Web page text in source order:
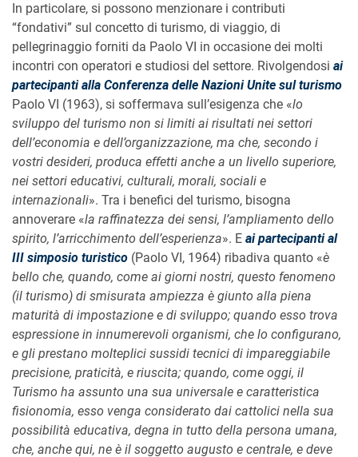
In particolare, si possono menzionare i contributi
“fondativi” sul concetto di turismo, di viaggio, di
pellegrinaggio forniti da Paolo VI in occasione dei molti
incontri con operatori e studiosi del settore. Rivolgendosi ai
partecipanti alla Conferenza delle Nazioni Unite sul turismo
Paolo VI (1963), si soffermava sull’esigenza che «lo
sviluppo del turismo non si limiti ai risultati nei settori
dell’economia e dell’organizzazione, ma che, secondo i
vostri desideri, produca effetti anche a un livello superiore,
nei settori educativi, culturali, morali, sociali e
internazionali». Tra i benefici del turismo, bisogna
annoverare «la raffinatezza dei sensi, l’ampliamento dello
spirito, l’arricchimento dell’esperienza». E ai partecipanti al
III simposio turistico (Paolo VI, 1964) ribadiva quanto «è
bello che, quando, come ai giorni nostri, questo fenomeno
(il turismo) di smisurata ampiezza è giunto alla piena
maturità di impostazione e di sviluppo; quando esso trova
espressione in innumerevoli organismi, che lo configurano,
e gli prestano molteplici sussidi tecnici di impareggiabile
precisione, praticità, e riuscita; quando, come oggi, il
Turismo ha assunto una sua universale e caratteristica
fisionomia, esso venga considerato dai cattolici nella sua
possibilità educativa, degna in tutto della persona umana,
che, anche qui, ne è il soggetto augusto e centrale, e deve